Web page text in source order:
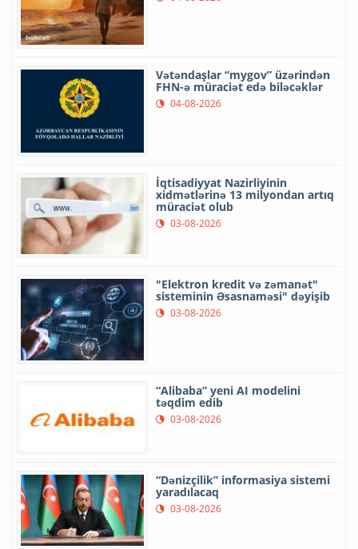
Vətəndaşlar “mygov” üzərindən
FHN-ə müraciət edə biləcəklər
04-08-2026
İqtisadiyyat Nazirliyinin
xidmətlərinə 13 milyondan artıq
müraciət olub
03-08-2026
"Elektron kredit və zəmanət"
sisteminin Əsasnaməsi" dəyişib
03-08-2026
“Alibaba” yeni AI modelini
təqdim edib
03-08-2026
“Dənizçilik” informasiya sistemi
yaradılacaq
03-08-2026